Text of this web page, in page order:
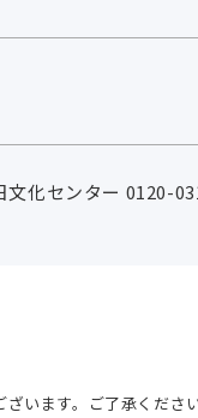
文化センター 0120-
います。ご了承ください